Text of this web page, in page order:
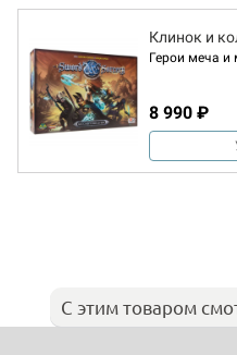
Клинок и
Герои меча и
8 990 ₽
С этим товаром